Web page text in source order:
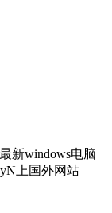
新windows电脑
上国外网站